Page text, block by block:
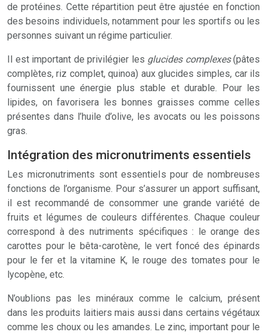
de protéines. Cette répartition peut être ajustée en fonction
des besoins individuels, notamment pour les sportifs ou les
personnes suivant un régime particulier.
Il est important de privilégier les glucides complexes(pâtes
complètes, riz complet, quinoa) aux glucides simples, car ils
fournissent une énergie plus stable et durable. Pour les
lipides, on favorisera les bonnes graisses comme celles
présentes dans l’huile d’olive, les avocats ou les poissons
gras.
Intégration des micronutriments essentiels
Les micronutriments sont essentiels pour de nombreuses
fonctions de l’organisme. Pour s’assurer un apport suffisant,
il est recommandé de consommer une grande variété de
fruits et légumes de couleurs différentes. Chaque couleur
correspond à des nutriments spécifiques : le orange des
carottes pour le bêta-carotène, le vert foncé des épinards
pour le fer et la vitamine K, le rouge des tomates pour le
lycopène, etc.
N’oublions pas les minéraux comme le calcium, présent
dans les produits laitiers mais aussi dans certains végétaux
comme les choux ou les amandes. Le zinc, important pour le